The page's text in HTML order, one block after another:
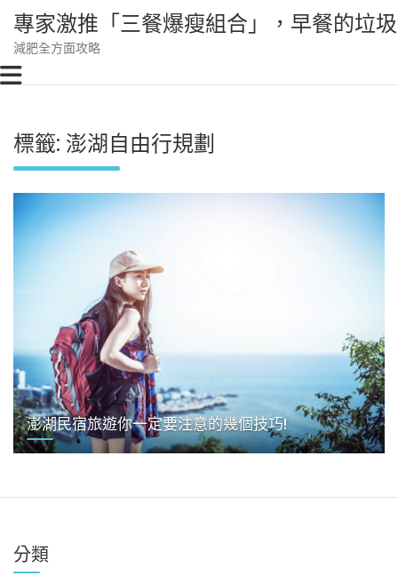
content
專家激推「三餐爆瘦組合」，早餐的垃
減肥全方面攻略
標籤: 澎湖自由行規劃
澎湖民宿旅遊你一定要注意的幾個技巧!
分類